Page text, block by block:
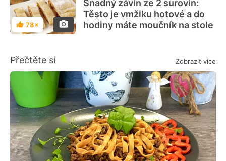
Hodnocení
78×
Snadný závin ze 2 surovin:
Těsto je vmžiku hotové a do
hodiny máte moučník na stole
Přečtěte si Zobrazit více